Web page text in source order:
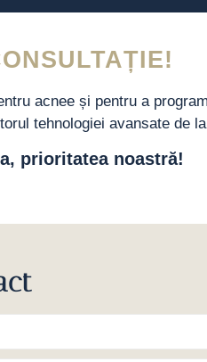
acnee și pentru a
tehnologiei avansate de
prioritatea noastră!